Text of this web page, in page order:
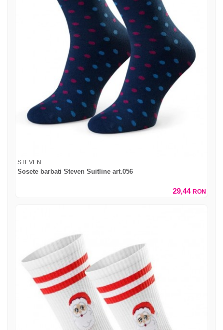
STEVEN
Sosete barbati Steven Suitline art.056
29,44 RON